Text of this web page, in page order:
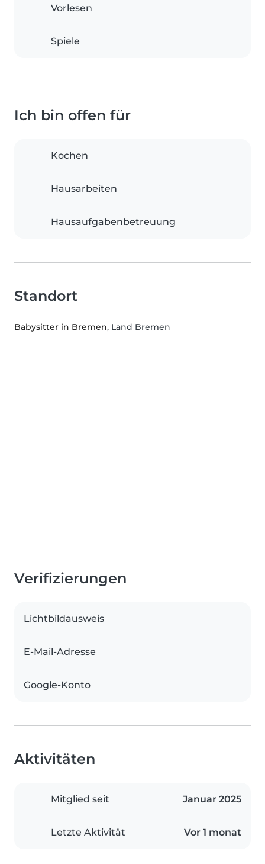
Vorlesen
Spiele
Ich bin offen für
Kochen
Hausarbeiten
Hausaufgabenbetreuung
Standort
Babysitter in Bremen, Land Bremen
Verifizierungen
Lichtbildausweis
E-Mail-Adresse
Google-Konto
Aktivitäten
Mitglied seit Januar 2025
Letzte Aktivität Vor 1 monat